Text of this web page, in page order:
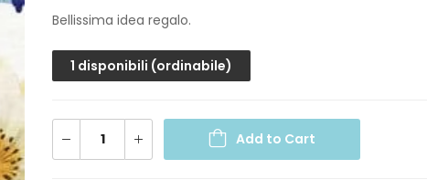
Bellissima idea regalo.
1 disponibili (ordinabile)
Add to Cart